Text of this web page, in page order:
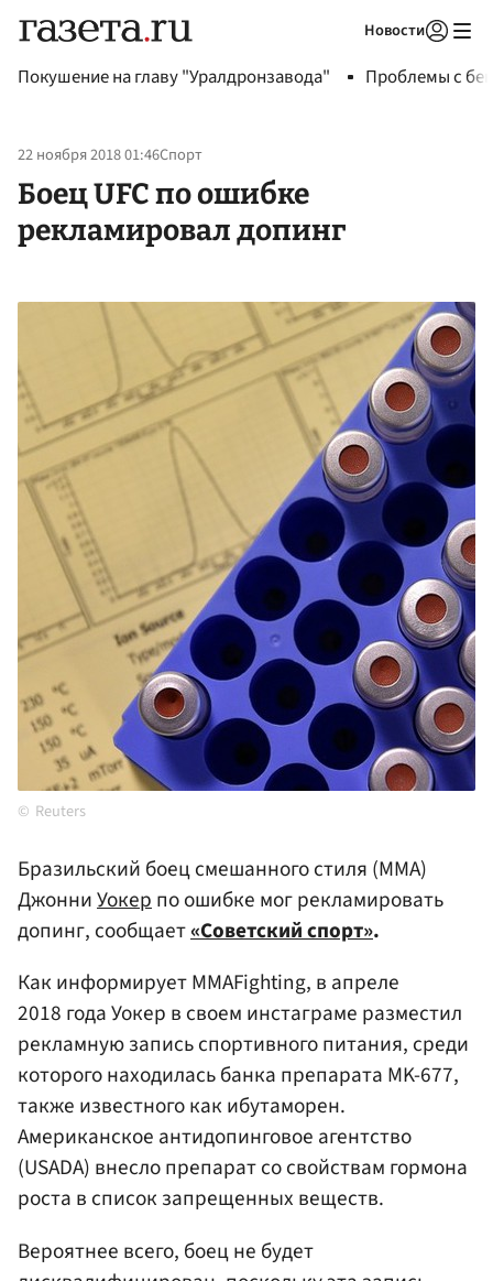
Новости
Покушение на главу "Уралдронзавода" Проблемы с
22 ноября 2018 01:46Спорт
Боец UFC по ошибке
рекламировал допинг
Reuters
Бразильский боец смешанного стиля (MMA)
ДжонниУокерпо ошибке мог рекламировать
допинг, сообщает«Советский спорт».
Как информирует MMAFighting, в апреле
2018 года Уокер в своем инстаграме разместил
рекламную запись спортивного питания, среди
которого находилась банка препарата MK-677,
также известного как ибутаморен.
Американское антидопинговое агентство
(USADA) внесло препарат со свойствам гормона
роста в список запрещенных веществ.
Вероятнее всего, боец не будет